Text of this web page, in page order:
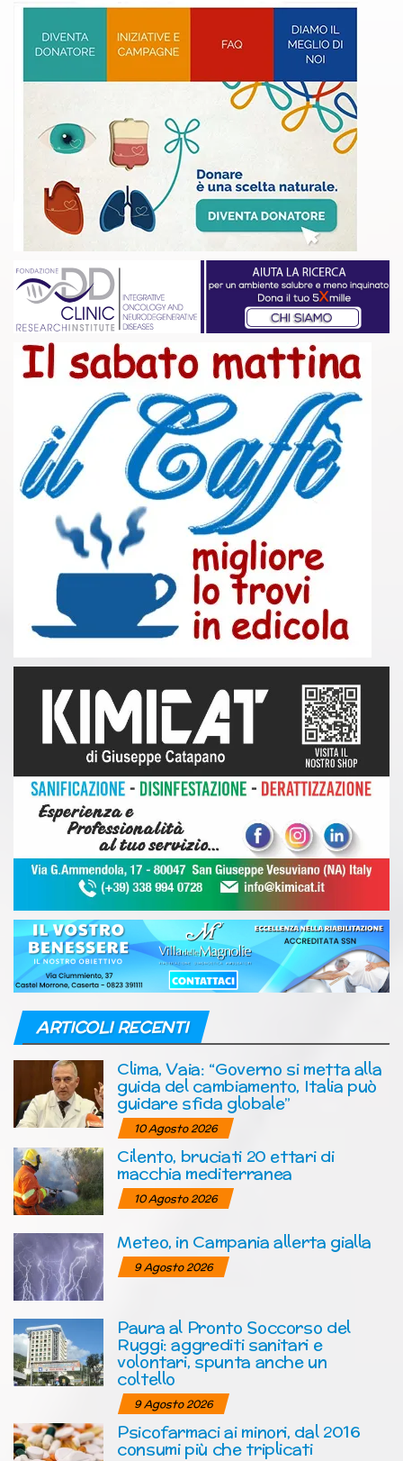
ARTICOLI RECENTI
Clima, Vaia: “Governo si metta alla
guida del cambiamento, Italia può
guidare sfida globale”
10 Agosto 2026
Cilento, bruciati 20 ettari di
macchia mediterranea
10 Agosto 2026
Meteo, in Campania allerta gialla
9 Agosto 2026
Paura al Pronto Soccorso del
Ruggi: aggrediti sanitari e
volontari, spunta anche un
coltello
9 Agosto 2026
Psicofarmaci ai minori, dal 2016
consumi più che triplicati